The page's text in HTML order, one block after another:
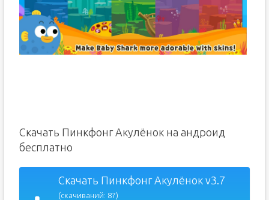
Скачать Пинкфонг Акулёнок на андроид
бесплатно
Скачать Пинкфонг Акулёнок v3.7
(скачиваний: 87)